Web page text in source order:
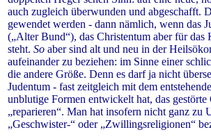
auch zugleich überwunden und abgeschafft.
gewendet werden - dann nämlich, wenn das
(„Alter Bund“), das Christentum aber für das
steht. So aber sind alt und neu in der
aufeinander zu beziehen: im Sinne einer
die andere Größe. Denn es darf ja nicht
Judentum - fast zeitgleich mit dem
unblutige Formen entwickelt hat, das
„reparieren“. Man hat insofern nicht ganz zu
„Geschwister-“ oder „Zwillingsreligionen“